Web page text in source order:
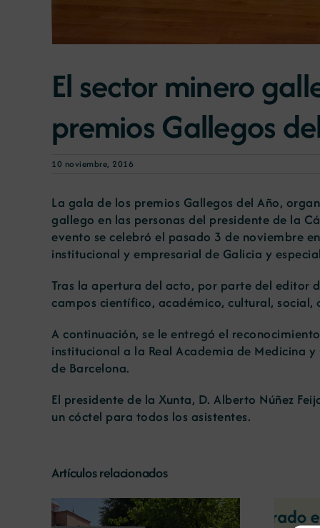
El sector minero
premios Gallegos
10 noviembre, 2016
La gala de los premios Gallegos del Año,
gallego en las personas del presidente de la
evento se celebró el pasado 3 de noviembre
institucional y empresarial de Galicia y
Tras la apertura del acto, por parte del editor
campos científico, académico, cultural,
A continuación, se le entregó el
institucional a la Real Academia de Medicina
de Barcelona.
El presidente de la Xunta, D. Alberto Núñez
un cóctel para todos los asistentes.
Artículos relacionados